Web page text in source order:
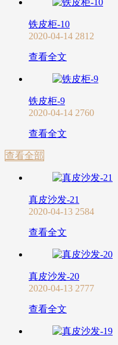
铁皮柜-10
2020-04-14 2812
查看全文
铁皮柜-9
2020-04-14 2760
查看全文
查看全部
真皮沙发-21
2020-04-13 2584
查看全文
真皮沙发-20
2020-04-13 2777
查看全文